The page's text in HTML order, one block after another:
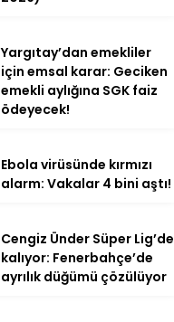
Yargıtay’dan emekliler
için emsal karar: Geciken
emekli aylığına SGK faiz
ödeyecek!
Ebola virüsünde kırmızı
alarm: Vakalar 4 bini aştı!
Cengiz Ünder Süper Lig’de
kalıyor: Fenerbahçe’de
ayrılık düğümü çözülüyor